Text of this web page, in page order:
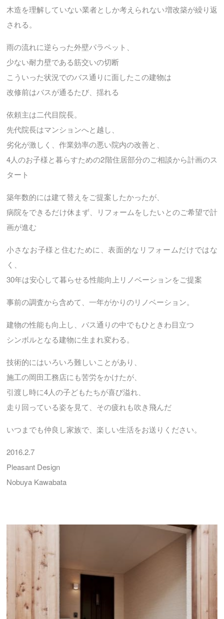
木造を理解していない業者としか考えられない増改築が繰り返
される。
雨の流れに逆らった外壁パラペット、
少ない耐力壁である筋交いの切断
こういった状況でのバス通りに面したこの建物は
改修前はバスが通るたび、揺れる
依頼主は二代目院長。
先代院長はマンションへと越し、
劣化が激しく、作業効率の悪い院内の改善と、
4人のお子様と暮らすための2階住居部分のご相談から計画のス
タート
築年数的には建て替えをご提案したかったが、
病院をできるだけ休まず、リフォームをしたいとのご希望で計
画が進む
小さなお子様と住むために、表面的なリフォームだけではな
く、
30年は安心して暮らせる性能向上リノベーションをご提案
事前の調査から含めて、一年がかりのリノベーション。
建物の性能も向上し、バス通りの中でもひときわ目立つ
シンボルとなる建物に生まれ変わる。
技術的にはいろいろ難しいことがあり、
施工の岡田工務店にも苦労をかけたが、
引渡し時に4人の子どもたちが喜び溢れ、
走り回っている姿を見て、その疲れも吹き飛んだ
いつまでも仲良し家族で、楽しい生活をお送りください。
2016.2.7
Pleasant Design
Nobuya Kawabata